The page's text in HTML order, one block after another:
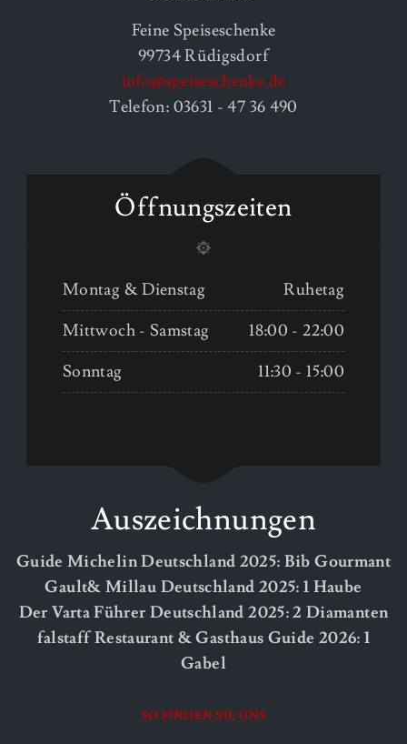
Feine Speiseschenke
99734 Rüdigsdorf
info@speiseschenke.de
Telefon: 03631 - 47 36 490
Öffnungszeiten
Montag & Dienstag
Ruhetag
Mittwoch - Samstag
18:00 - 22:00
Sonntag
11:30 - 15:00
Auszeichnungen
Guide Michelin Deutschland 2025: Bib Gourmant
Gault& Millau Deutschland 2025: 1 Haube
Der Varta Führer Deutschland 2025: 2 Diamanten
falstaff Restaurant & Gasthaus Guide 2026: 1
Gabel
SO FINDEN SIE UNS